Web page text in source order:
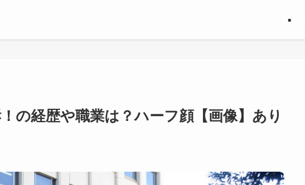
の経歴や職業は？ハーフ顔【画像】あり